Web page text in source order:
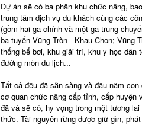
Dự án sẽ có ba phân khu chức năng,
trung tâm dịch vụ du khách cùng các
(gồm hai ga chính và một ga trung
ba tuyến Vũng Tròn - Khau Chon; Vũng
thống bể bơi, khu giải trí, khu y học dân
đường mòn du lịch...
Tất cả đều đã sẵn sàng và đầu năm
cơ quan chức năng cấp tỉnh, cấp
đã và sẽ có, hy vọng trong một tương
thức. Tài nguyên rừng được giữ gìn,